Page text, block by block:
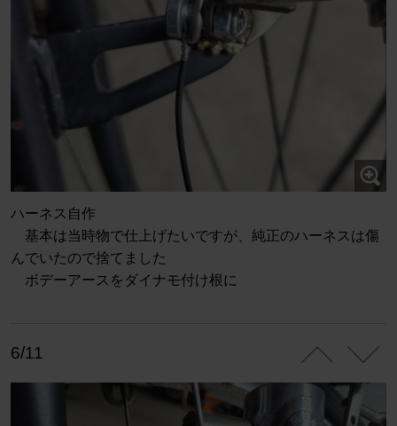
ハーネス自作
基本は当時物で仕上げたいですが、純正のハーネスは傷
んでいたので捨てました
ボデーアースをダイナモ付け根に
6/11